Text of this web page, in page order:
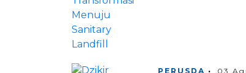
PERUSDA 03